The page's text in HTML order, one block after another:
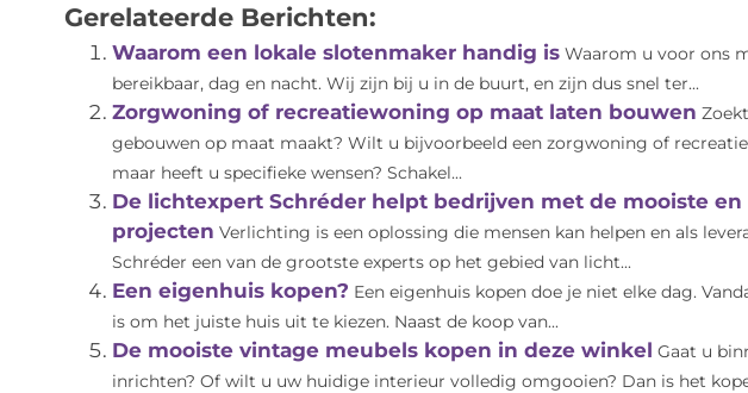
Gerelateerde Berichten:
Waarom een lokale slotenmaker handig is Waarom u voor ons
bereikbaar, dag en nacht. Wij zijn bij u in de buurt, en zijn dus snel ter...
Zorgwoning of recreatiewoning op maat laten bouwen
gebouwen op maat maakt? Wilt u bijvoorbeeld een zorgwoning of
maar heeft u specifieke wensen? Schakel...
De lichtexpert Schréder helpt bedrijven met de mooiste
projecten Verlichting is een oplossing die mensen kan helpen en als
Schréder een van de grootste experts op het gebied van licht...
Een eigenhuis kopen? Een eigenhuis kopen doe je niet elke dag.
is om het juiste huis uit te kiezen. Naast de koop van...
De mooiste vintage meubels kopen in deze winkel Gaat u
inrichten? Of wilt u uw huidige interieur volledig omgooien? Dan is het